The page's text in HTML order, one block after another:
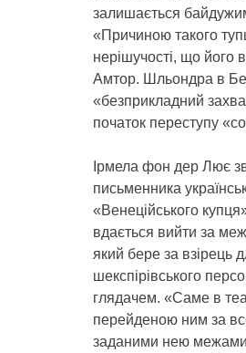
залишається
«Причиною такого
нерішучості, що його
Амтор. Шльондра в
«безприкладний
початок переступу
Ірмела фон дер Лює
письменника
«Венеційського
вдається вийти за
який бере за взірець
шекспірівського
глядачем. «Саме в
перейденою ним за
заданими нею межами